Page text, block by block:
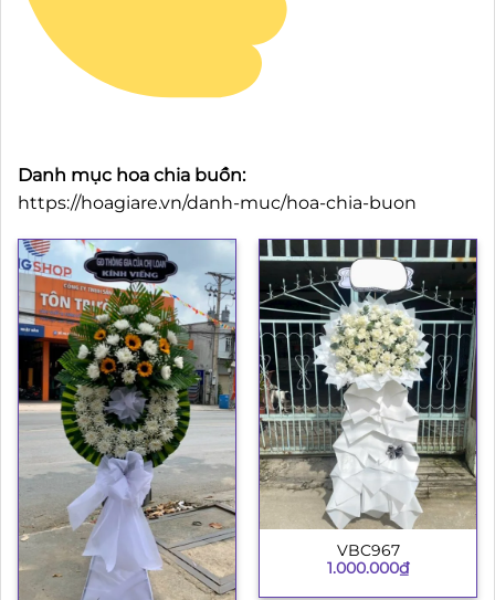
Danh mục hoa chia buồn:
https://hoagiare.vn/danh-muc/hoa-chia-buon
VBC967
1.000.000₫